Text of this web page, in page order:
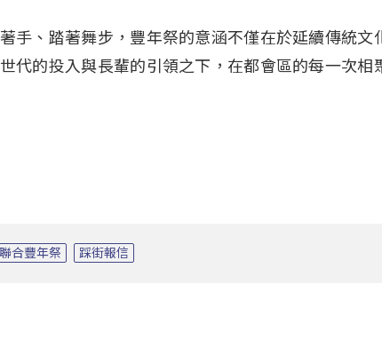
手、踏著舞步，豐年祭的意涵不僅在於延續傳統文
代的投入與長輩的引領之下，在都會區的每一次相
聯合豐年祭 踩街報信